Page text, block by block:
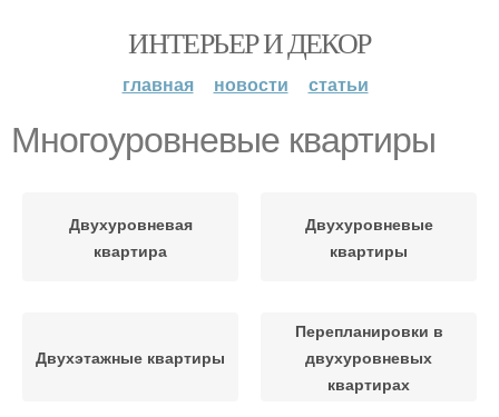
ИНТЕРЬЕР И ДЕКОР
главная новости статьи
Многоуровневые квартиры
Двухуровневая
квартира
Двухуровневые
квартиры
Двухэтажные квартиры
Перепланировки в
двухуровневых
квартирах